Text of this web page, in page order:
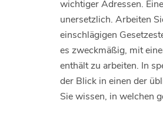
wichtiger Adressen.
unersetzlich. Arbeiten
einschlägigen
es zweckmäßig, mit
enthält zu arbeiten. In
der Blick in einen der
Sie wissen, in welchen